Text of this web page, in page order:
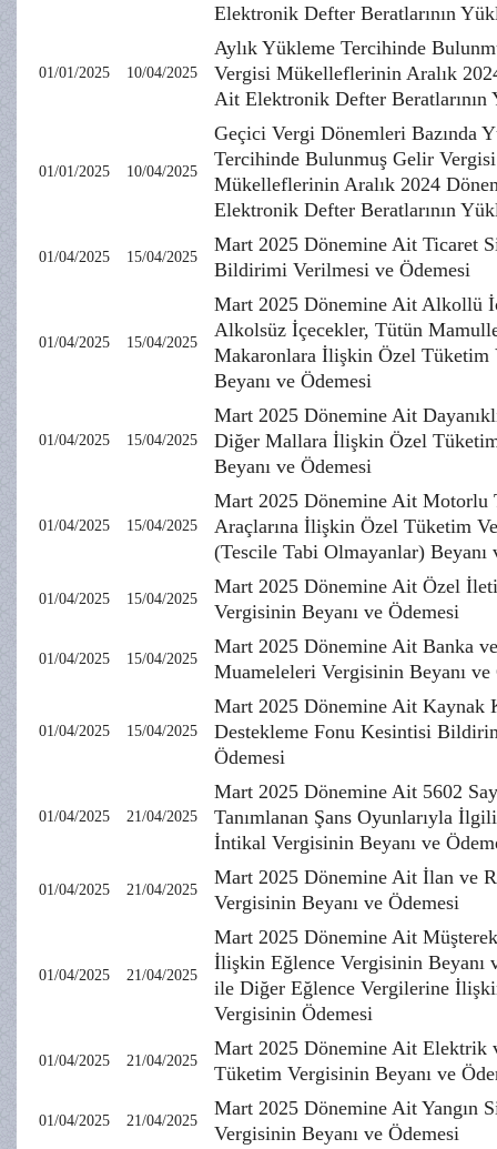
Elektronik Defter Beratlarının
01/01/2025 10/04/2025
Aylık Yükleme Tercihinde
Vergisi Mükelleflerinin Aralık
Ait Elektronik Defter Beratlarının
01/01/2025 10/04/2025
Geçici Vergi Dönemleri Bazında
Tercihinde Bulunmuş Gelir Vergisi
Mükelleflerinin Aralık 2024
Elektronik Defter Beratlarının
01/04/2025 15/04/2025
Mart 2025 Dönemine Ait Ticaret
Bildirimi Verilmesi ve Ödemesi
01/04/2025 15/04/2025
Mart 2025 Dönemine Ait Alkollü
Alkolsüz İçecekler, Tütün
Makaronlara İlişkin Özel Tüketim
Beyanı ve Ödemesi
01/04/2025 15/04/2025
Mart 2025 Dönemine Ait
Diğer Mallara İlişkin Özel
Beyanı ve Ödemesi
01/04/2025 15/04/2025
Mart 2025 Dönemine Ait Motorlu
Araçlarına İlişkin Özel Tüketim
(Tescile Tabi Olmayanlar) Beyanı
01/04/2025 15/04/2025
Mart 2025 Dönemine Ait Özel
Vergisinin Beyanı ve Ödemesi
01/04/2025 15/04/2025
Mart 2025 Dönemine Ait Banka
Muameleleri Vergisinin Beyanı ve
01/04/2025 15/04/2025
Mart 2025 Dönemine Ait Kaynak
Destekleme Fonu Kesintisi
Ödemesi
01/04/2025 21/04/2025
Mart 2025 Dönemine Ait 5602
Tanımlanan Şans Oyunlarıyla
İntikal Vergisinin Beyanı ve
01/04/2025 21/04/2025
Mart 2025 Dönemine Ait İlan ve
Vergisinin Beyanı ve Ödemesi
01/04/2025 21/04/2025
Mart 2025 Dönemine Ait
İlişkin Eğlence Vergisinin Beyanı
ile Diğer Eğlence Vergilerine
Vergisinin Ödemesi
01/04/2025 21/04/2025
Mart 2025 Dönemine Ait Elektrik
Tüketim Vergisinin Beyanı ve
01/04/2025 21/04/2025
Mart 2025 Dönemine Ait Yangın
Vergisinin Beyanı ve Ödemesi